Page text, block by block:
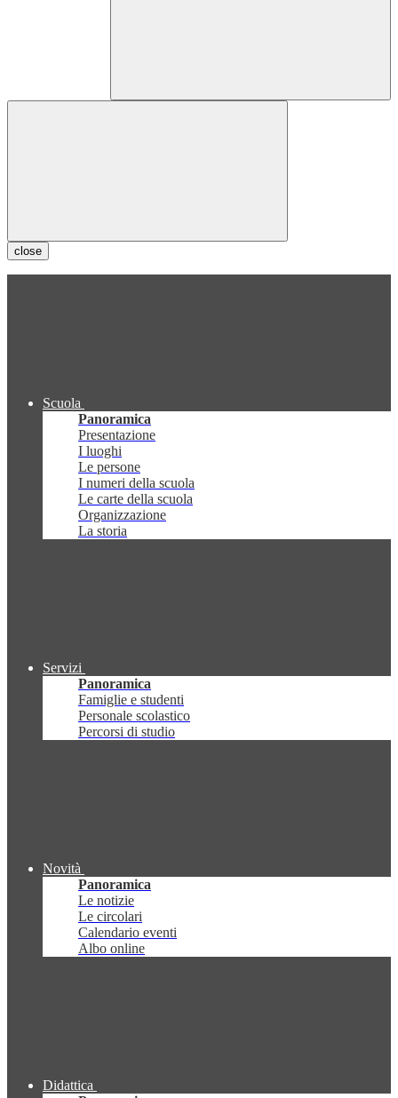
close
Scuola
Panoramica
Presentazione
I luoghi
Le persone
I numeri della scuola
Le carte della scuola
Organizzazione
La storia
Servizi
Panoramica
Famiglie e studenti
Personale scolastico
Percorsi di studio
Novità
Panoramica
Le notizie
Le circolari
Calendario eventi
Albo online
Didattica